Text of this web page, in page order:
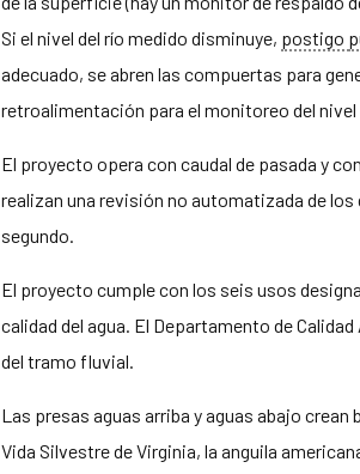
Si el nivel del río medido disminuye, postigo
adecuado, se abren las compuertas para
retroalimentación para el monitoreo del nivel
El proyecto opera con caudal de pasada y
realizan una revisión no automatizada de
segundo.
El proyecto cumple con los seis usos
calidad del agua. El Departamento de
del tramo fluvial.
Las presas aguas arriba y aguas abajo crean
Vida Silvestre de Virginia, la anguila